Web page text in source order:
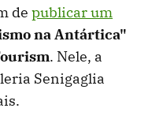
de publicar um
na Antártica"
. Nele, a
Senigaglia